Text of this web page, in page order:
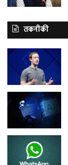
तकनीकी